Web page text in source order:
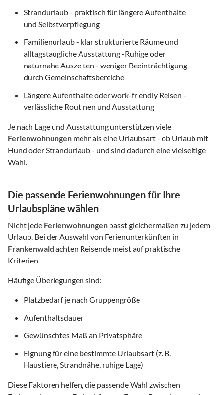
Strandurlaub - praktisch für längere Aufenthalte
und Selbstverpflegung
Familienurlaub - klar strukturierte Räume und
alltagstaugliche Ausstattung -Ruhige oder
naturnahe Auszeiten - weniger Beeinträchtigung
durch Gemeinschaftsbereiche
Längere Aufenthalte oder work-friendly Reisen -
verlässliche Routinen und Ausstattung
Je nach Lage und Ausstattung unterstützen viele
Ferienwohnungen mehr als eine Urlaubsart - ob Urlaub mit
Hund oder Strandurlaub - und sind dadurch eine vielseitige
Wahl.
Die passende Ferienwohnungen für Ihre
Urlaubspläne wählen
Nicht jede Ferienwohnungen passt gleichermaßen zu jedem
Urlaub. Bei der Auswahl von Ferienunterkünften in
Frankenwald achten Reisende meist auf praktische
Kriterien.
Häufige Überlegungen sind:
Platzbedarf je nach Gruppengröße
Aufenthaltsdauer
Gewünschtes Maß an Privatsphäre
Eignung für eine bestimmte Urlaubsart (z. B.
Haustiere, Strandnähe, ruhige Lage)
Diese Faktoren helfen, die passende Wahl zwischen